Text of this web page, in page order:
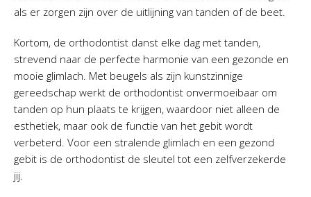
als er zorgen zijn over de uitlijning van tanden of de beet.
Kortom, de orthodontist danst elke dag met tanden,
strevend naar de perfecte harmonie van een gezonde en
mooie glimlach. Met beugels als zijn kunstzinnige
gereedschap werkt de orthodontist onvermoeibaar om
tanden op hun plaats te krijgen, waardoor niet alleen de
esthetiek, maar ook de functie van het gebit wordt
verbeterd. Voor een stralende glimlach en een gezond
gebit is de orthodontist de sleutel tot een zelfverzekerde
jij.